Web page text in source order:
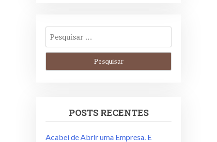
POSTS RECENTES
Acabei de Abrir uma Empresa. E